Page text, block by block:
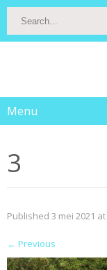
Menu
3
Published 3 mei 2021 at
← Previous